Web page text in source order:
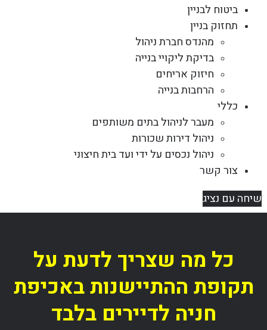
ביטוח לבניין
תחזוק בניין
מהנדס חברת ניהול
בדיקת ליקויי בנייה
חיזוק אריחים
הרחבות בנייה
כללי
מעבר לניהול בתים משותפים
ניהול דירות שכורות
ניהול נכסים על ידי ועד בית חיצוני
צור קשר
שיחה עם נציג
כל מה שצריך לדעת על
תקופת ההתיישנות באכיפת
חניה לדיירים בלבד